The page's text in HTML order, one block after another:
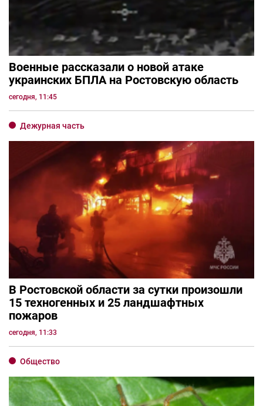
Военные рассказали о новой атаке
украинских БПЛА на Ростовскую область
сегодня, 11:45
Дежурная часть
В Ростовской области за сутки произошли
15 техногенных и 25 ландшафтных
пожаров
сегодня, 11:33
Общество